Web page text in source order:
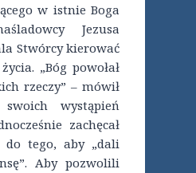
w istnie Boga
Jezusa
Stwórcy kierować
„Bóg powołał
rzeczy” – mówił
wystąpień
zachęcał
do tego, aby „dali
Aby pozwolili